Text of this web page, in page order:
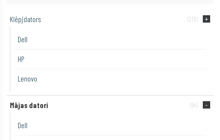
Klēpjdators (218)
Dell
HP
Lenovo
Mājas datori (94)
Dell